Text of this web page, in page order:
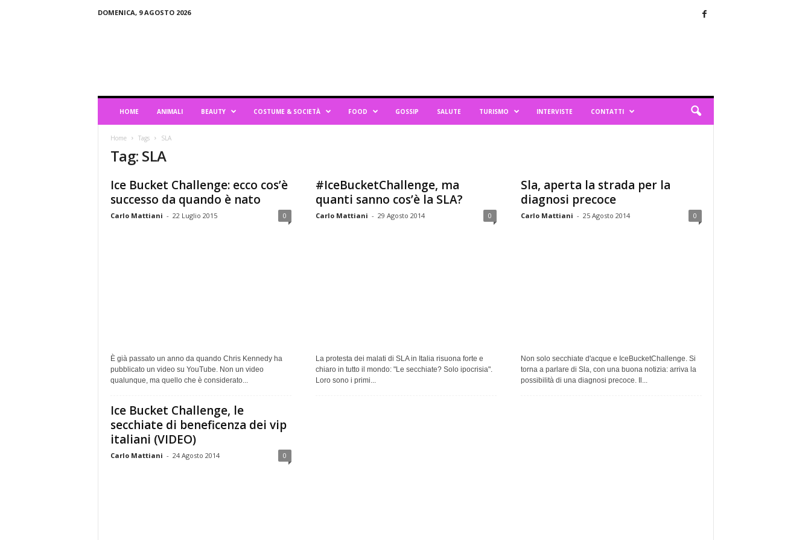
DOMENICA, 9 AGOSTO 2026
HOME ANIMALI BEAUTY COSTUME & SOCIETÀ FOOD GOSSIP SALUTE TURISMO INTERVISTE CONTATTI
Home Tags SLA
Tag: SLA
Ice Bucket Challenge: ecco cos’è
successo da quando è nato
Carlo Mattiani - 22 Luglio 2015 0
È già passato un anno da quando Chris Kennedy ha
pubblicato un video su YouTube. Non un video
qualunque, ma quello che è considerato...
#IceBucketChallenge, ma
quanti sanno cos’è la SLA?
Carlo Mattiani - 29 Agosto 2014 0
La protesta dei malati di SLA in Italia risuona forte e
chiaro in tutto il mondo: "Le secchiate? Solo ipocrisia".
Loro sono i primi...
Sla, aperta la strada per la
diagnosi precoce
Carlo Mattiani - 25 Agosto 2014 0
Non solo secchiate d'acque e IceBucketChallenge. Si
torna a parlare di Sla, con una buona notizia: arriva la
possibilità di una diagnosi precoce. Il...
Ice Bucket Challenge, le
secchiate di beneficenza dei vip
italiani (VIDEO)
Carlo Mattiani - 24 Agosto 2014 0